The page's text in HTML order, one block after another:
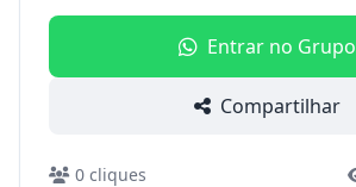
Entrar no Grupo
Compartilhar
0 cliques